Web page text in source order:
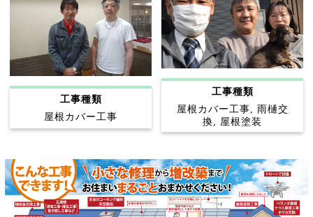
工事種類
屋根カバー工事
工事種類
屋根カバー工事, 雨樋交
換, 屋根塗装